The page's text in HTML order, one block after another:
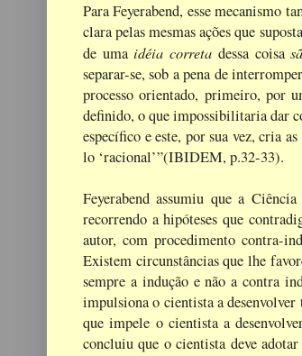
Para Feyerabend, esse mecanismo
clara pelas mesmas ações que
de uma idéia correta dessa coisa
separar-se, sob a pena de
processo orientado, primeiro, por
definido, o que impossibilitaria dar
específico e este, por sua vez, cria
lo ‘racional’”(IBIDEM, p.32-33).
Feyerabend assumiu que a
recorrendo a hipóteses que
autor, com procedimento contra-
Existem circunstâncias que lhe
sempre a indução e não a contra
impulsiona o cientista a desenvolver
que impele o cientista a
concluiu que o cientista deve